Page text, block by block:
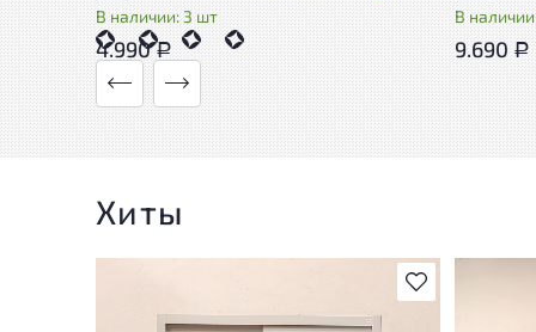
В наличии: 3 шт
4.990Р
В
9.690 Р
Хиты
В избранное